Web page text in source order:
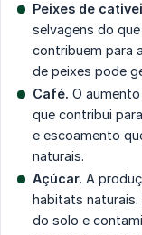
Peixes de
selvagens do
contribuem para
de peixes pode
Café. O
que contribui
e escoamento
naturais.
Açúcar. A
habitats naturais.
do solo e